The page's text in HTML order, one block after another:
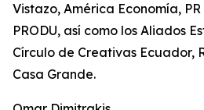
Vistazo, América Economía,
PRODU, así como los Aliados
Círculo de Creativas Ecuador,
Casa Grande.